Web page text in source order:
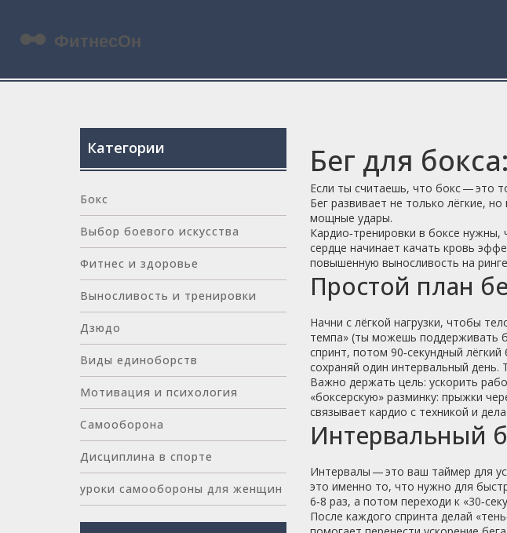
Бег для
Если ты считаешь, что бокс — это
Бег развивает не только лёгкие,
мощные удары.
Кардио‑тренировки в боксе
сердце начинает качать кровь
повышенную выносливость на
Простой план
Начни с лёгкой нагрузки, чтобы
темпа» (ты можешь поддерживать
спринт, потом 90‑секундный
сохраняй один интервальный
Важно держать цель: ускорить
«боксерскую» разминку: прыжки
связывает кардио с техникой и
Интервальный
Интервалы — это ваш таймер для
это именно то, что нужно для
6‑8 раз, а потом переходи к
После каждого спринта делай
Категории
Бокс
Выбор боевого искусства
Фитнес и здоровье
Выносливость и тренировки
Дзюдо
Виды единоборств
Мотивация и психология
Самооборона
Дисциплина в спорте
уроки самообороны для женщин